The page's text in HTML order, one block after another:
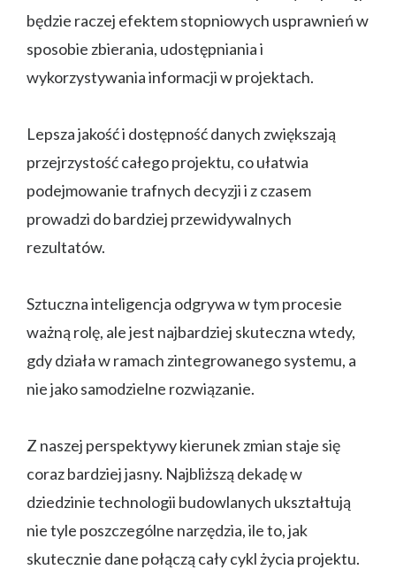
będzie raczej efektem stopniowych usprawnień w
sposobie zbierania, udostępniania i
wykorzystywania informacji w projektach.
Lepsza jakość i dostępność danych zwiększają
przejrzystość całego projektu, co ułatwia
podejmowanie trafnych decyzji i z czasem
prowadzi do bardziej przewidywalnych
rezultatów.
Sztuczna inteligencja odgrywa w tym procesie
ważną rolę, ale jest najbardziej skuteczna wtedy,
gdy działa w ramach zintegrowanego systemu, a
nie jako samodzielne rozwiązanie.
Z naszej perspektywy kierunek zmian staje się
coraz bardziej jasny. Najbliższą dekadę w
dziedzinie technologii budowlanych ukształtują
nie tyle poszczególne narzędzia, ile to, jak
skutecznie dane połączą cały cykl życia projektu.